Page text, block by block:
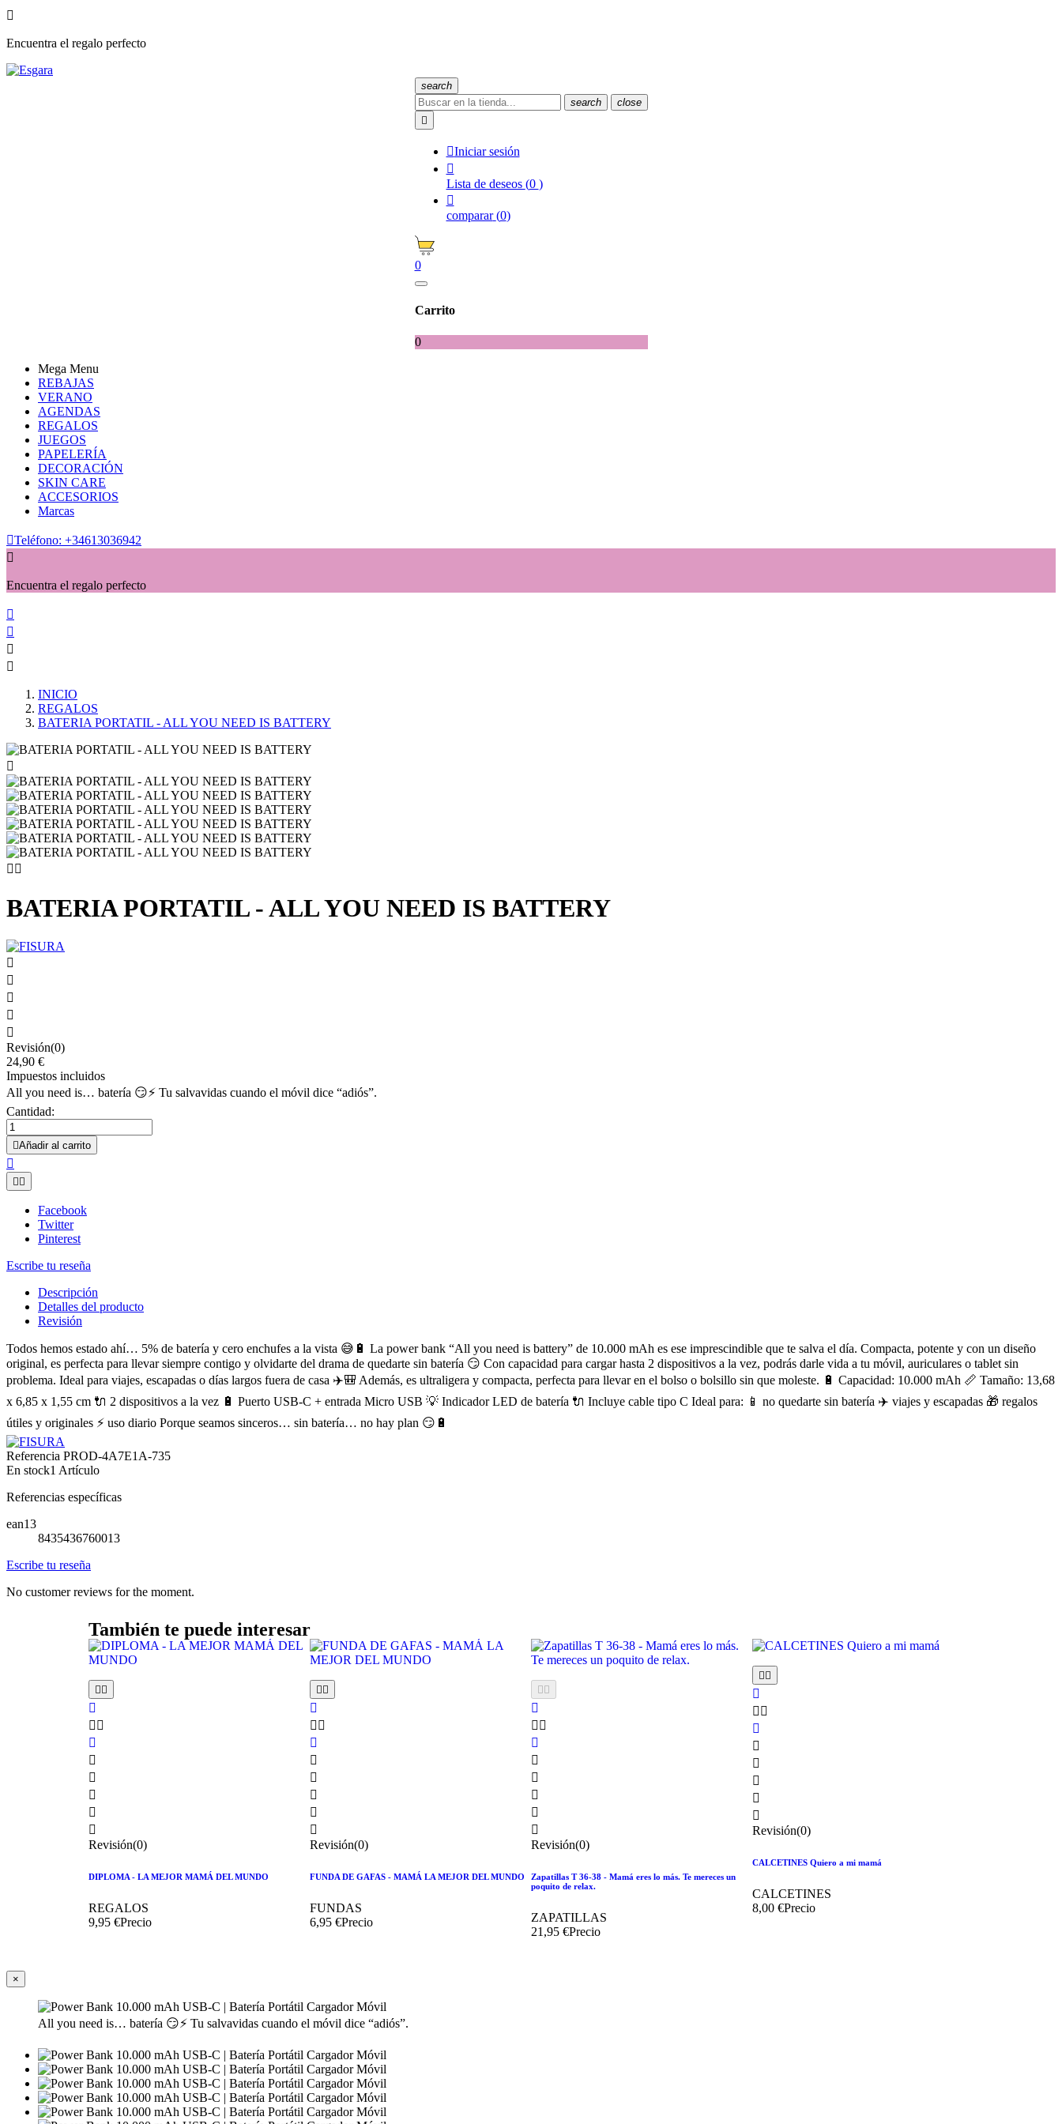

Encuentra el regalo perfecto
search
search
close

Iniciar sesión

Lista de deseos (0 )

comparar (0)
0
Carrito
0
Mega Menu
REBAJAS
VERANO
AGENDAS
REGALOS
JUEGOS
PAPELERÍA
DECORACIÓN
SKIN CARE
ACCESORIOS
Marcas
Teléfono: +34613036942

Encuentra el regalo perfecto




INICIO
REGALOS
BATERIA PORTATIL - ALL YOU NEED IS BATTERY

 
BATERIA PORTATIL - ALL YOU NEED IS BATTERY





Revisión(0)
24,90 €
Impuestos incluidos
All you need is… batería 😏⚡ Tu salvavidas cuando el móvil dice “adiós”.
Cantidad:
Añadir al carrito

 
Facebook
Twitter
Pinterest
Escribe tu reseña
Descripción
Detalles del producto
Revisión
Todos hemos estado ahí… 5% de batería y cero enchufes a la vista 😅🔋 La power bank “All you need is battery” de 10.000 mAh es ese imprescindible que te salva el día. Compacta, potente y con un diseño
original, es perfecta para llevar siempre contigo y olvidarte del drama de quedarte sin batería 😏 Con capacidad para cargar hasta 2 dispositivos a la vez, podrás darle vida a tu móvil, auriculares o tablet sin
problema. Ideal para viajes, escapadas o días largos fuera de casa ✈️🎒 Además, es ultraligera y compacta, perfecta para llevar en el bolso o bolsillo sin que moleste. 🔋 Capacidad: 10.000 mAh 📏 Tamaño: 13,68
x 6,85 x 1,55 cm 🔌 2 dispositivos a la vez 🔋 Puerto USB-C + entrada Micro USB 💡 Indicador LED de batería 🔌 Incluye cable tipo C Ideal para: 📱 no quedarte sin batería ✈️ viajes y escapadas 🎁 regalos
útiles y originales ⚡ uso diario Porque seamos sinceros… sin batería… no hay plan 😏🔋
Referencia PROD-4A7E1A-735
En stock1 Artículo
Referencias específicas
ean13
8435436760013
Escribe tu reseña
No customer reviews for the moment.
También te puede interesar
 

 






Revisión(0)
DIPLOMA - LA MEJOR MAMÁ DEL MUNDO
REGALOS
9,95 €Precio
 

 






Revisión(0)
FUNDA DE GAFAS - MAMÁ LA MEJOR DEL MUNDO
FUNDAS
6,95 €Precio
 

 






Revisión(0)
Zapatillas T 36-38 - Mamá eres lo más. Te mereces un
poquito de relax.
ZAPATILLAS
21,95 €Precio
 

 






Revisión(0)
CALCETINES Quiero a mi mamá
CALCETINES
8,00 €Precio
×
All you need is… batería 😏⚡ Tu salvavidas cuando el móvil dice “adiós”.